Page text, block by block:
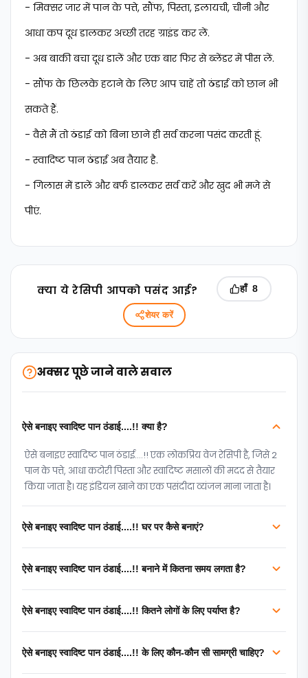
- मिक्सर जार में पान के पत्ते, सौंफ, पिस्ता, इलायची, चीनी और
आधा कप दूध डालकर अच्छी तरह ग्राइंड कर लें.
- अब बाकी बचा दूध डालें और एक बार फिर से ब्लेंडर में पीस लें.
- सौंफ के छिलके हटाने के लिए आप चाहें तो ठंडाई को छान भी
सकते हैं.
- वैसे मैं तो ठंडाई को बिना छाने ही सर्व करना पसंद करती हूं.
- स्वादिष्ट पान ठंडाई अब तैयार है.
- गिलास में डालें और बर्फ डालकर सर्व करें और खुद भी मजे से
पीएं.
क्‍या ये रेसिपी आपको पसंद आई? हाँ 8
शेयर करें
अक्सर पूछे जाने वाले सवाल
ऐसे बनाइए स्वादिष्ट पान ठंडाई....!! क्या है?
ऐसे बनाइए स्वादिष्ट पान ठंडाई....!! एक लोकप्रिय वेज रेसिपी है, जिसे 2
पान के पत्ते, आधा कटोरी पिस्ता और स्वादिष्ट मसालों की मदद से तैयार
किया जाता है। यह इंडियन खाने का एक पसंदीदा व्यंजन माना जाता है।
ऐसे बनाइए स्वादिष्ट पान ठंडाई....!! घर पर कैसे बनाएं?
ऐसे बनाइए स्वादिष्ट पान ठंडाई....!! बनाने में कितना समय लगता है?
ऐसे बनाइए स्वादिष्ट पान ठंडाई....!! कितने लोगों के लिए पर्याप्त है?
ऐसे बनाइए स्वादिष्ट पान ठंडाई....!! के लिए कौन-कौन सी सामग्री चाहिए?